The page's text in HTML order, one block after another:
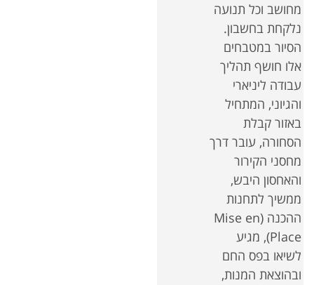
מחושב וכל תנועה
נלקחת בחשבון.
הסיור במטבחים
אלו חושף תהליך
עבודה ליניארי
והגיוני, המתחיל
באזור קבלת
הסחורה, עובר דרך
מחסני הקירור
והאחסון היבש,
ממשיך לתחנות
ההכנה (Mise en
Place), מגיע
לשיאו בפס החם
ובהוצאת המנות,